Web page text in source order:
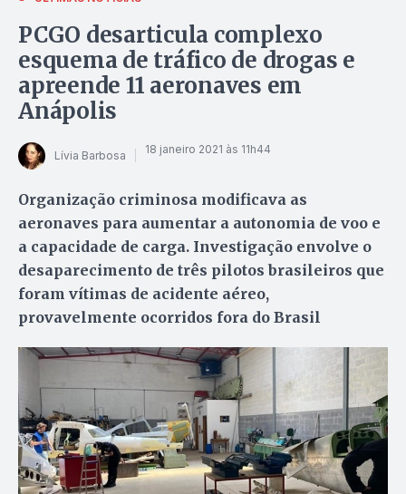
PCGO desarticula complexo
esquema de tráfico de drogas e
apreende 11 aeronaves em
Anápolis
Lívia Barbosa 18 janeiro 2021 às 11h44
Organização criminosa modificava as
aeronaves para aumentar a autonomia de voo e
a capacidade de carga. Investigação envolve o
desaparecimento de três pilotos brasileiros que
foram vítimas de acidente aéreo,
provavelmente ocorridos fora do Brasil